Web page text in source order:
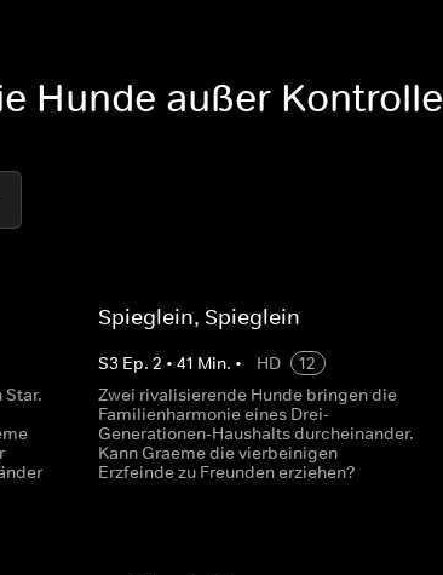
Hunde außer Kontrolle
Star.
Spieglein, Spieglein
S3 Ep.2 •41 Min. • HD
12
Zwei rivalisierende Hunde bringen die
Familienharmonie eines Drei-
Generationen-Haushalts durcheinander.
Kann Graeme die vierbeinigen
Erzfeinde zu Freunden erziehen?